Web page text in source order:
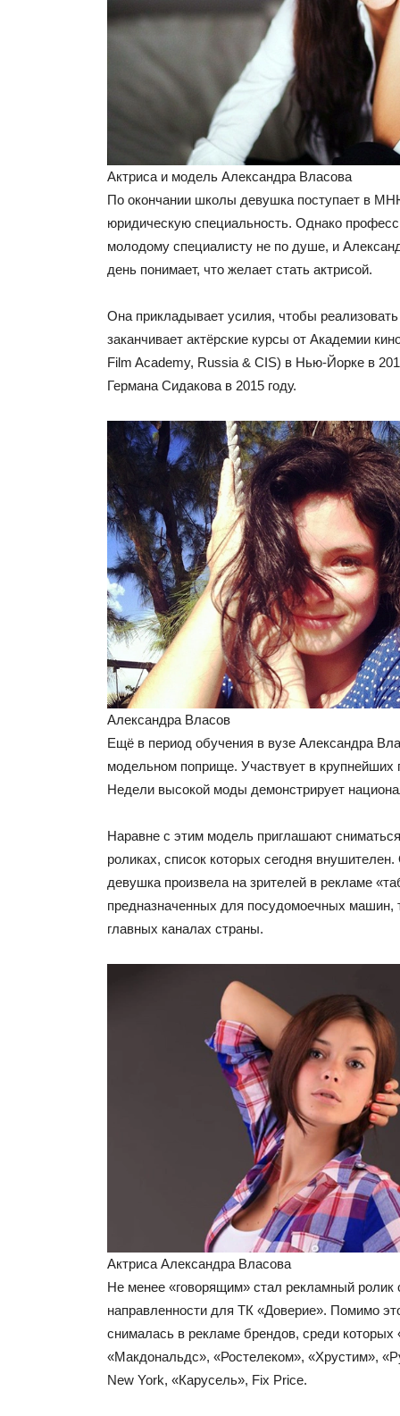
Актриса и модель Александра Власова
По окончании школы девушка поступает в
юридическую специальность. Однако
молодому специалисту не по душе, и
день понимает, что желает стать актрисой.
Она прикладывает усилия, чтобы
заканчивает актёрские курсы от Академии
Film Academy, Russia & CIS) в Нью-Йорке в
Германа Сидакова в 2015 году.
Александра Власов
Ещё в период обучения в вузе Александра
модельном поприще. Участвует в крупнейших
Недели высокой моды демонстрирует
Наравне с этим модель приглашают
роликах, список которых сегодня
девушка произвела на зрителей в рекламе
предназначенных для посудомоечных машин,
главных каналах страны.
Актриса Александра Власова
Не менее «говорящим» стал рекламный ролик
направленности для ТК «Доверие». Помимо
снималась в рекламе брендов, среди
«Макдональдс», «Ростелеком», «Хрустим»,
New York, «Карусель», Fix Price.